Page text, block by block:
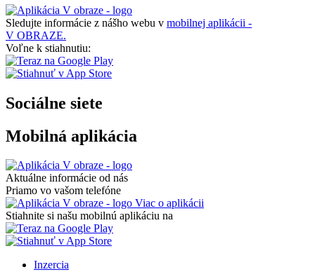
Sledujte informácie z nášho webu v mobilnej aplikácii -
V OBRAZE.
Voľne k stiahnutiu:
Sociálne siete
Mobilná aplikácia
Aktuálne informácie od nás
Priamo vo vašom telefóne
Viac o aplikácii
Stiahnite si našu mobilnú aplikáciu na
Inzercia